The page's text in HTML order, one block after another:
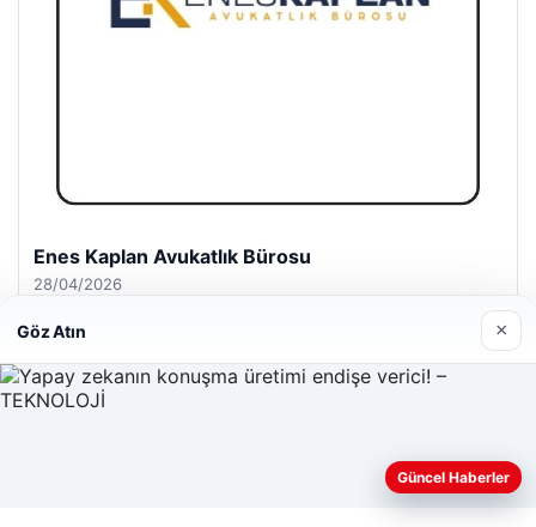
Enes Kaplan Avukatlık Bürosu
28/04/2026
Web sitemizi nasıl kullandığınızı daha iyi anlayabilmek,
Göz Atın ×
Güncel Haberler